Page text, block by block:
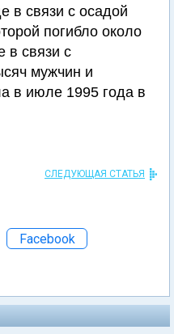
в связи с осадой
погибло около
в связи с
мужчин и
в июле 1995 года в
СЛЕДУЮЩАЯ СТАТЬЯ
Facebook